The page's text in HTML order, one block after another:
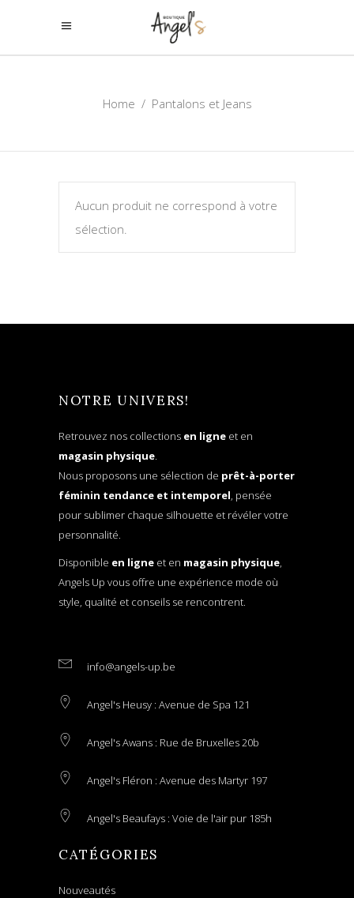
Home / Pantalons et Jeans
Aucun produit ne correspond à votre
sélection.
NOTRE UNIVERS!
Retrouvez nos collections en ligne et en
magasin physique.
Nous proposons une sélection de prêt-à-porter
féminin tendance et intemporel, pensée
pour sublimer chaque silhouette et révéler votre
personnalité.
Disponible en ligne et en magasin physique,
Angels Up vous offre une expérience mode où
style, qualité et conseils se rencontrent.
info@angels-up.be
Angel's Heusy : Avenue de Spa 121
Angel's Awans : Rue de Bruxelles 20b
Angel's Fléron : Avenue des Martyr 197
Angel's Beaufays : Voie de l'air pur 185h
CATÉGORIES
Nouveautés